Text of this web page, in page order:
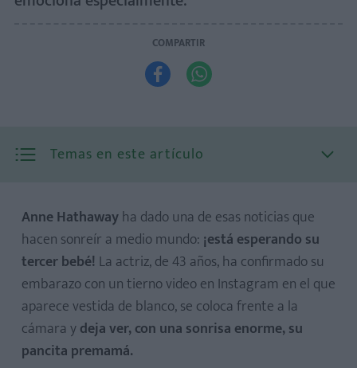
COMPARTIR
 
Temas en este artículo
Anne Hathawayha dado una de esas noticias que
hacen sonreír a medio mundo: ¡está esperando su
tercer bebé! La actriz, de 43 años, ha confirmado su
embarazo con un tierno video en Instagram en el que
aparece vestida de blanco, se coloca frente a la
cámara ydeja ver, con una sonrisa enorme, su
pancita premamá.